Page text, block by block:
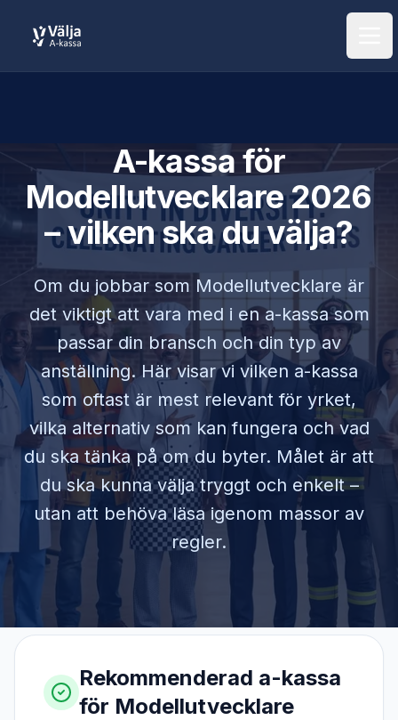
A-kassa för
Modellutvecklare2026
– vilken ska du välja?
Om du jobbar som Modellutvecklare är
det viktigt att vara med i en a-kassa som
passar din bransch och din typ av
anställning. Här visar vi vilken a-kassa
som oftast är mest relevant för yrket,
vilka alternativ som kan fungera och vad
du ska tänka på om du byter. Målet är att
du ska kunna välja tryggt och enkelt –
utan att behöva läsa igenom massor av
regler.
Rekommenderad a-kassa
för Modellutvecklare